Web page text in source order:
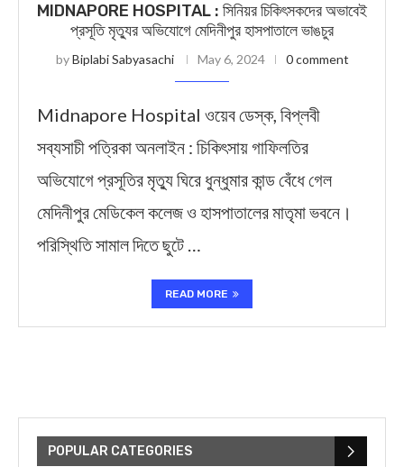
MIDNAPORE HOSPITAL : সিনিয়র চিকিৎসকদের অভাবেই
প্রসূতি মৃত্যুর অভিযোগে মেদিনীপুর হাসপাতালে ভাঙচুর
byBiplabi Sabyasachi May 6, 2024 0 comment
Midnapore Hospital ওয়েব ডেস্ক, বিপ্লবী
সব্যসাচী পত্রিকা অনলাইন : চিকিৎসায় গাফিলতির
অভিযোগে প্রসূতির মৃত্যু ঘিরে ধুন্ধুমার কান্ড বেঁধে গেল
মেদিনীপুর মেডিকেল কলেজ ও হাসপাতালের মাতৃমা ভবনে।
পরিস্থিতি সামাল দিতে ছুটে …
READ MORE
POPULAR CATEGORIES